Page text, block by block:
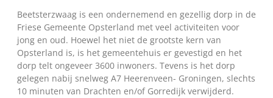
Beetsterzwaag is een ondernemend en gezellig dorp in de
Friese Gemeente Opsterland met veel activiteiten voor
jong en oud. Hoewel het niet de grootste kern van
Opsterland is, is het gemeentehuis er gevestigd en het
dorp telt ongeveer 3600 inwoners. Tevens is het dorp
gelegen nabij snelweg A7 Heerenveen- Groningen, slechts
10 minuten van Drachten en/of Gorredijk verwijderd.